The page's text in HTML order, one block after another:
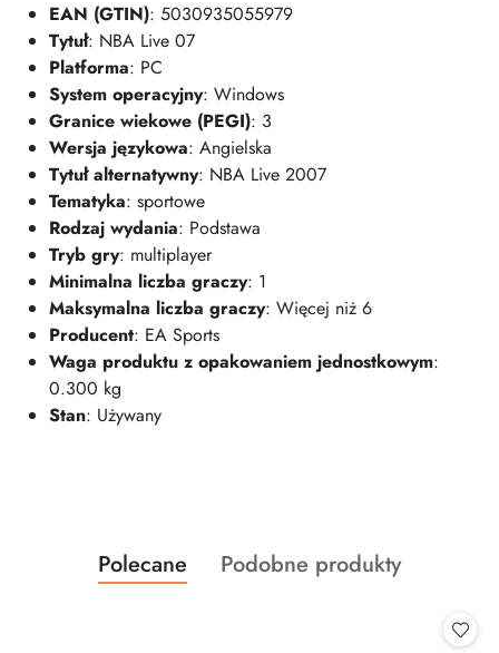
EAN (GTIN): 5030935055979
Tytuł: NBA Live 07
Platforma: PC
System operacyjny: Windows
Granice wiekowe (PEGI): 3
Wersja językowa: Angielska
Tytuł alternatywny: NBA Live 2007
Tematyka: sportowe
Rodzaj wydania: Podstawa
Tryb gry: multiplayer
Minimalna liczba graczy: 1
Maksymalna liczba graczy: Więcej niż 6
Producent: EA Sports
Waga produktu z opakowaniem jednostkowym:
0.300 kg
Stan: Używany
Pomiń karuzelę produktów
Produkty
o
Polecane
Produkty
Podobne produkty